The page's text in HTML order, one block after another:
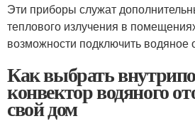
Эти приборы служат
теплового излучения в
возможности подключить водяное
Как выбрать
конвектор водяного
свой дом